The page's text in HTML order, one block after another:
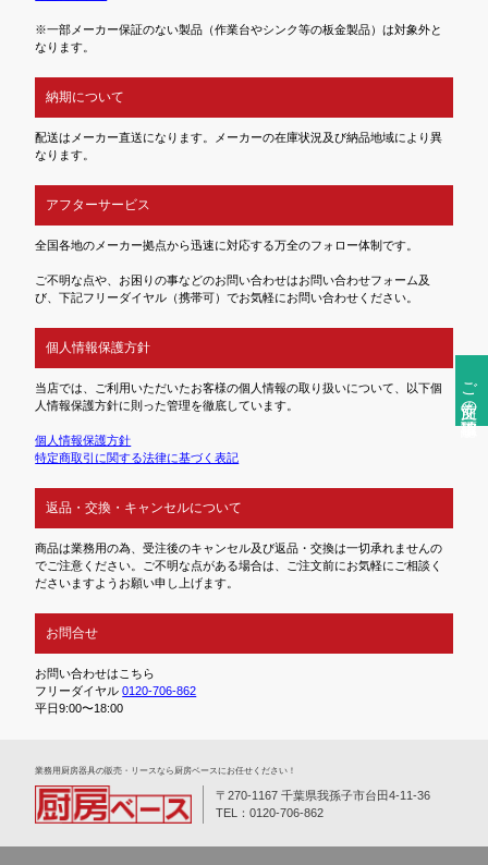
ご注文前の確認事項
※一部メーカー保証のない製品（作業台やシンク等の板金製品）は対象外と
なります。
納期について
配送はメーカー直送になります。メーカーの在庫状況及び納品地域により異
なります。
アフターサービス
全国各地のメーカー拠点から迅速に対応する万全のフォロー体制です。
ご不明な点や、お困りの事などのお問い合わせはお問い合わせフォーム及
び、下記フリーダイヤル（携帯可）でお気軽にお問い合わせください。
個人情報保護方針
当店では、ご利用いただいたお客様の個人情報の取り扱いについて、以下個
人情報保護方針に則った管理を徹底しています。
個人情報保護方針
特定商取引に関する法律に基づく表記
返品・交換・キャンセルについて
商品は業務用の為、受注後のキャンセル及び返品・交換は一切承れませんの
でご注意ください。ご不明な点がある場合は、ご注文前にお気軽にご相談く
ださいますようお願い申し上げます。
お問合せ
お問い合わせはこちら
フリーダイヤル0120-706-862
平日9:00〜18:00
業務⽤厨房器具の販売・リースなら厨房ベースにお任せください！
〒270-1167 千葉県我孫子市台田4-11-36
TEL：0120-706-862